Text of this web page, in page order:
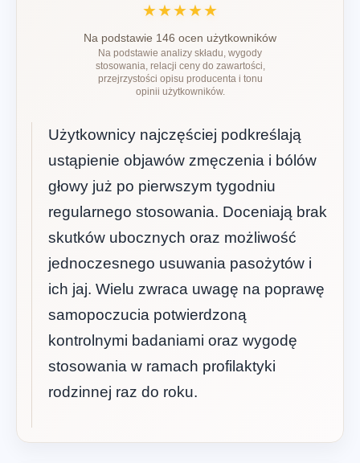
★★★★★
Na podstawie 146 ocen użytkowników
Na podstawie analizy składu, wygody
stosowania, relacji ceny do zawartości,
przejrzystości opisu producenta i tonu
opinii użytkowników.
Użytkownicy najczęściej podkreślają
ustąpienie objawów zmęczenia i bólów
głowy już po pierwszym tygodniu
regularnego stosowania. Doceniają brak
skutków ubocznych oraz możliwość
jednoczesnego usuwania pasożytów i
ich jaj. Wielu zwraca uwagę na poprawę
samopoczucia potwierdzoną
kontrolnymi badaniami oraz wygodę
stosowania w ramach profilaktyki
rodzinnej raz do roku.